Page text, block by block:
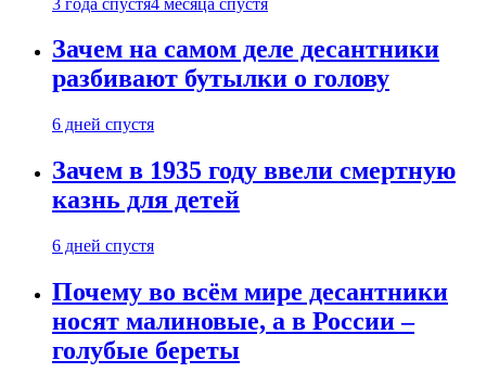
Зачем на самом деле десантники
разбивают бутылки о голову
6 дней спустя
Зачем в 1935 году ввели смертную
казнь для детей
6 дней спустя
Почему во всём мире десантники
носят малиновые, а в России –
голубые береты